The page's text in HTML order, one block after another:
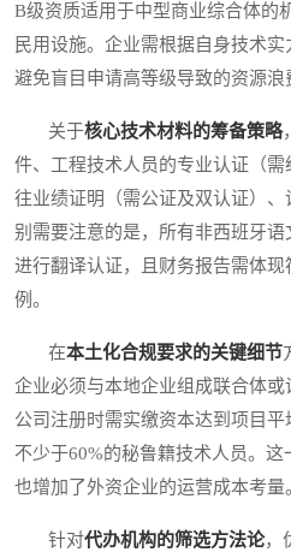
B级资质适用于中型商业综合体的
民用设施。企业需根据自身技术实
避免盲目申请高等级导致的资源浪
关于核心技术材料的筹备策略
件、工程技术人员的专业认证（
往业绩证明（需公证及双认证）
别需要注意的是，所有非西班牙
进行翻译认证，且财务报告需体
例。
在本土化合规要求的关键细节
企业必须与本地企业组成联合体
公司注册时需实缴资本达到项目
不少于60%的秘鲁籍技术人员。
也增加了外资企业的运营成本考量
针对代办机构的筛选方法论，